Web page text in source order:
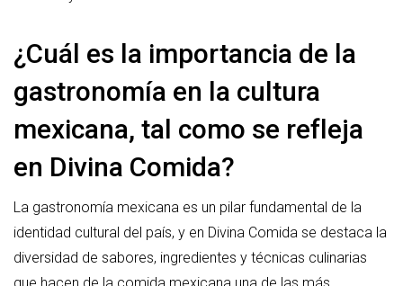
¿Cuál es la importancia de la
gastronomía en la cultura
mexicana, tal como se refleja
en Divina Comida?
La gastronomía mexicana es un pilar fundamental de la
identidad cultural del país, y en Divina Comida se destaca la
diversidad de sabores, ingredientes y técnicas culinarias